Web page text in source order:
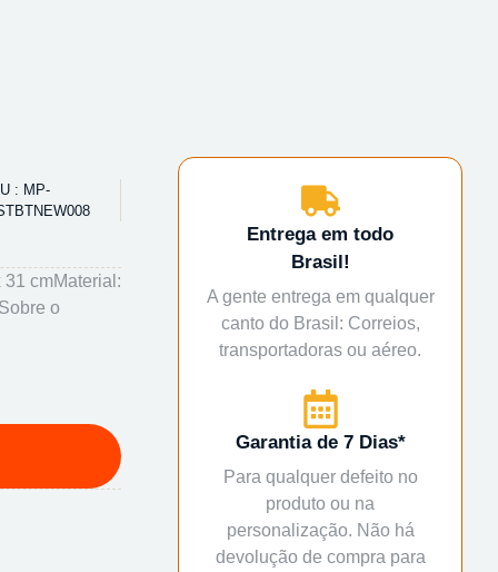
: MP-
31 cmMaterial:
o
Entrega em todo
Brasil!
A gente entrega em qualquer
canto do Brasil: Correios,
transportadoras ou aéreo.
Garantia de 7 Dias*
Para qualquer defeito no
produto ou na
personalização. Não há
devolução de compra para